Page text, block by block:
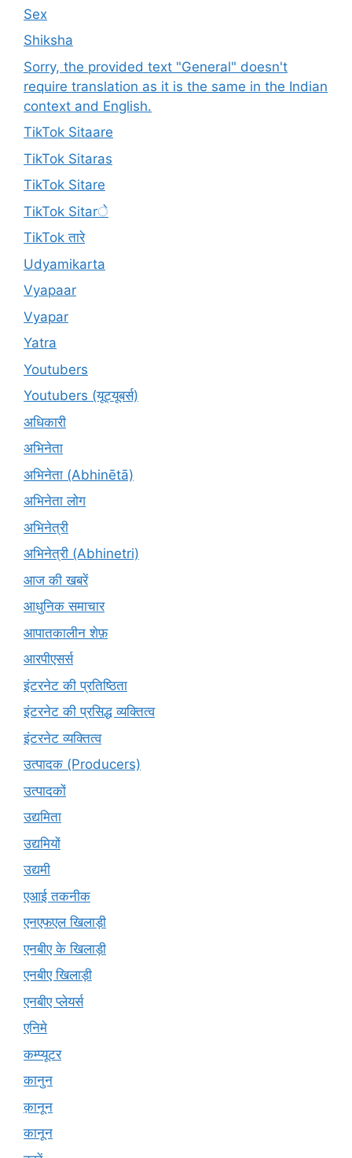
Sex
Shiksha
Sorry, the provided text "General" doesn't
require translation as it is the same in the Indian
context and English.
TikTok Sitaare
TikTok Sitaras
TikTok Sitare
TikTok Sitarे
TikTok तारे
Udyamikarta
Vyapaar
Vyapar
Yatra
Youtubers
Youtubers (यूट्यूबर्स)
अधिकारी
अभिनेता
अभिनेता (Abhinētā)
अभिनेता लोग
अभिनेत्री
अभिनेत्री (Abhinetri)
आज की खबरें
आधुनिक समाचार
आपातकालीन शेफ़
आरपीएसर्स
इंटरनेट की प्रतिष्ठिता
इंटरनेट की प्रसिद्ध व्यक्तित्व
इंटरनेट व्यक्तित्व
उत्पादक (Producers)
उत्पादकों
उद्यमिता
उद्यमियों
उद्यमी
एआई तकनीक
एनएफएल खिलाड़ी
एनबीए के खिलाड़ी
एनबीए खिलाड़ी
एनबीए प्लेयर्स
एनिमे
कम्प्यूटर
कानुन
क़ानून
कानून